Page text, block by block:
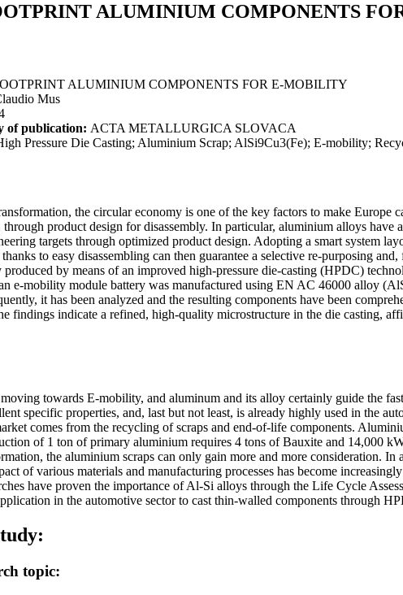
ALUMINIUM COMPONENTS
ALUMINIUM COMPONENTS FOR E-MOBILITY
Mus
of publication: ACTA METALLURGICA SLOVACA
Pressure Die Casting; Aluminium Scrap; AlSi9Cu3(Fe); E-mobility;
the circular economy is one of the key factors to make
product design for disassembly. In particular, aluminium alloys
targets through optimized product design. Adopting a smart system
to easy disassembling can then guarantee a selective re-purposing
produced by means of an improved high-pressure die-casting (HPDC)
e-mobility module battery was manufactured using EN AC 46000 alloy
it has been analyzed and the resulting components have been
findings indicate a refined, high-quality microstructure in the die casting,
towards E-mobility, and aluminum and its alloy certainly guide the
specific properties, and, last but not least, is already highly used in the
comes from the recycling of scraps and end-of-life components.
of 1 ton of primary aluminium requires 4 tons of Bauxite and 14,000
the aluminium scraps can only gain more and more consideration.
of various materials and manufacturing processes has become
have proven the importance of Al-Si alloys through the Life Cycle
in the automotive sector to cast thin-walled components through
topic: